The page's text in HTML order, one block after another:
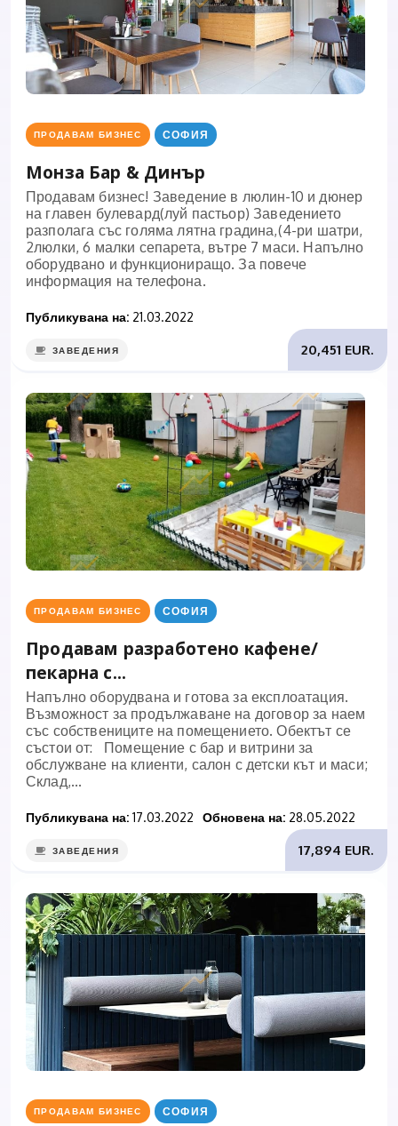
ПРОДАВАМ БИЗНЕС СОФИЯ
Монза Бар & Динър
Продавам бизнес! Заведение в люлин-10 и дюнер
на главен булевард(луй пастьор) Заведението
разполага със голяма лятна градина,(4-ри шатри,
2люлки, 6 малки сепарета, вътре 7 маси. Напълно
оборудвано и функциониращо. За повече
информация на телефона.
Публикувана на: 21.03.2022
20,451 EUR.
ЗАВЕДЕНИЯ
ПРОДАВАМ БИЗНЕС СОФИЯ
Продавам разработено кафене/
пекарна с...
Напълно оборудвана и готова за експлоатация.
Възможност за продължаване на договор за наем
със собствениците на помещението. Обектът се
състои от: Помещение с бар и витрини за
обслужване на клиенти, салон с детски кът и маси;
Склад,...
Публикувана на: 17.03.2022 Обновена на: 28.05.2022
17,894 EUR.
ЗАВЕДЕНИЯ
ПРОДАВАМ БИЗНЕС СОФИЯ